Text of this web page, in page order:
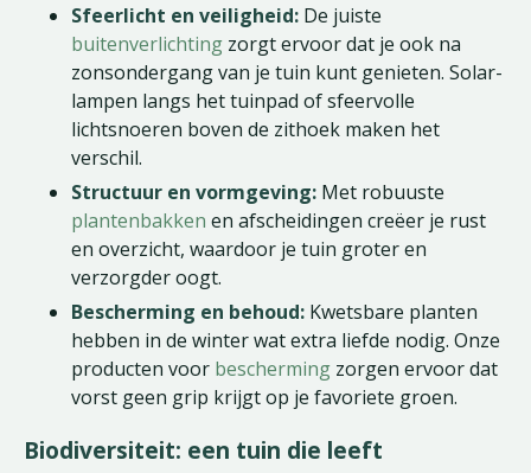
Sfeerlicht en veiligheid: De juiste
buitenverlichting zorgt ervoor dat je ook na
zonsondergang van je tuin kunt genieten. Solar-
lampen langs het tuinpad of sfeervolle
lichtsnoeren boven de zithoek maken het
verschil.
Structuur en vormgeving: Met robuuste
plantenbakken en afscheidingen creëer je rust
en overzicht, waardoor je tuin groter en
verzorgder oogt.
Bescherming en behoud: Kwetsbare planten
hebben in de winter wat extra liefde nodig. Onze
producten voor bescherming zorgen ervoor dat
vorst geen grip krijgt op je favoriete groen.
Biodiversiteit: een tuin die leeft